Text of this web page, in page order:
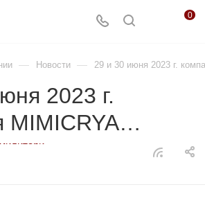
0
— Новости — 29 и 30 июня 2023 г.
2023 г.
MIMICRYA
в выставке